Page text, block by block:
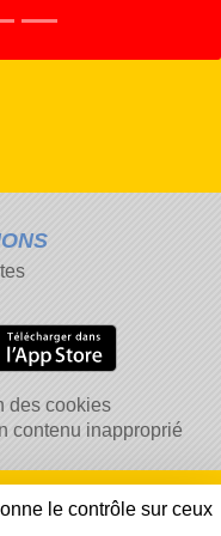
des cookies
contenu inapproprié
le contrôle sur ceux